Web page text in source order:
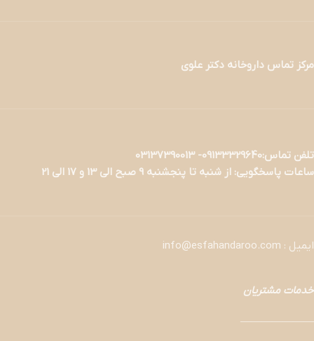
مرکز تماس داروخانه دکتر علوی
تلفن تماس:09133329640- 03137390013
ساعات پاسخگویی: از شنبه تا پنجشنبه 9 صبح الی 13 و 17 الی 21
ایمیل : info@esfahandaroo.com
خدمات مشتریان
———————